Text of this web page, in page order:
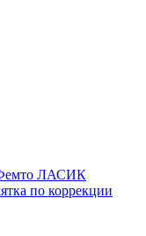
ЛАСИК
по коррекции